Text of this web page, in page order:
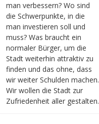
man verbessern? Wo sind
die Schwerpunkte, in die
man investieren soll und
muss? Was braucht ein
normaler Bürger, um die
Stadt weiterhin attraktiv zu
finden und das ohne, dass
wir weiter Schulden machen.
Wir wollen die Stadt zur
Zufriedenheit aller gestalten.